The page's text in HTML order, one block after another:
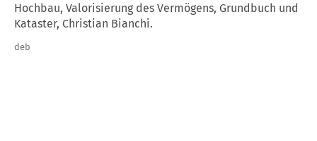
Hochbau, Valorisierung des Vermögens, Grundbuch und
Kataster, Christian Bianchi.
deb